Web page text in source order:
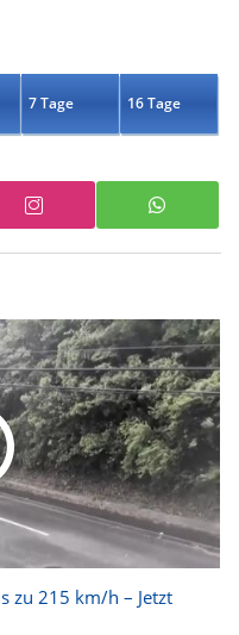
7 Tage 16 Tage
zu 215 km/h – Jetzt